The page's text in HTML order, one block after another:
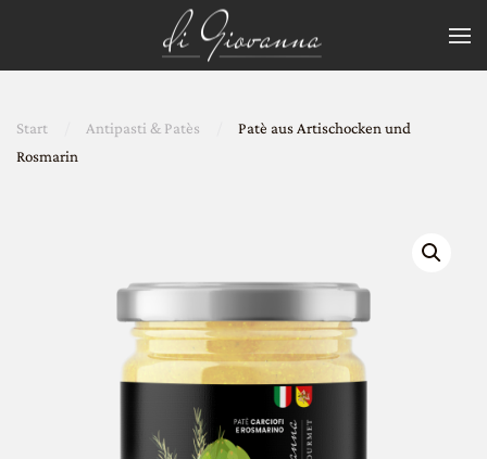
Zum Hauptinhalt springen
Start Antipasti & Patès
Patè aus Artischocken und
Rosmarin